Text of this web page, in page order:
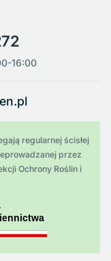
16:00
regularnej ścisłej
przez
Ochrony Roślin i